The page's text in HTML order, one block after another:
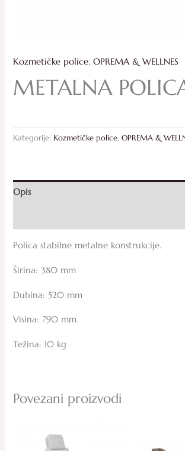
Kozmetičke police,OPREMA & WELLNES
METALNA
Kategorije: Kozmetičke police,OPREMA &
Opis
Polica stabilne metalne konstrukcije.
Širina: 380 mm
Dubina: 520 mm
Visina: 790 mm
Težina: 10 kg
Povezani proizvodi